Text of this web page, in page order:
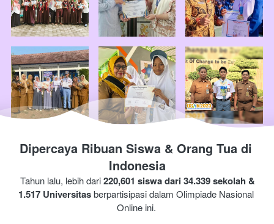
Dipercaya Ribuan Siswa & Orang Tua di
Indonesia
Tahun lalu, lebih dari 220,601 siswa dari 34.339 sekolah &
1.517 Universitas berpartisipasi dalam Olimpiade
Online ini.